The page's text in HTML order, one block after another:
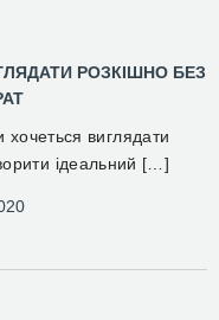
РОЗКІШНО БЕЗ
хочеться виглядати
ідеальний […]